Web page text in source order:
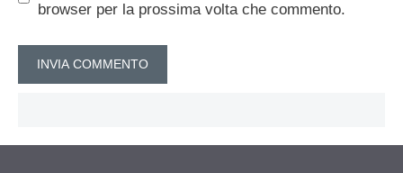
browser per la prossima volta che commento.